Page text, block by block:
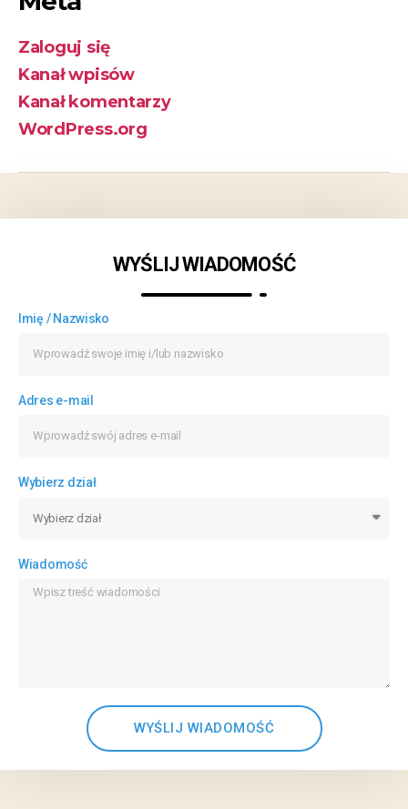
Zaloguj się
Kanał wpisów
Kanał komentarzy
WordPress.org
WYŚLIJ WIADOMOŚĆ
Imię / Nazwisko
Adres e-mail
Wybierz dział
Wiadomość
WYŚLIJ WIADOMOŚĆ